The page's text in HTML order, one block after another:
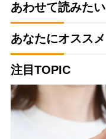
あわせて読みたい
あなたにオススメ
注目TOPIC